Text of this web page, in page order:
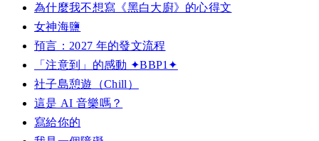
為什麼我不想寫《黑白大廚》的心得文
女神海鹽
預言：2027 年的發文流程
「注意到」的感動 ✦BBP1✦
社子島憩遊（Chill）
這是 AI 音樂嗎？
寫給你的